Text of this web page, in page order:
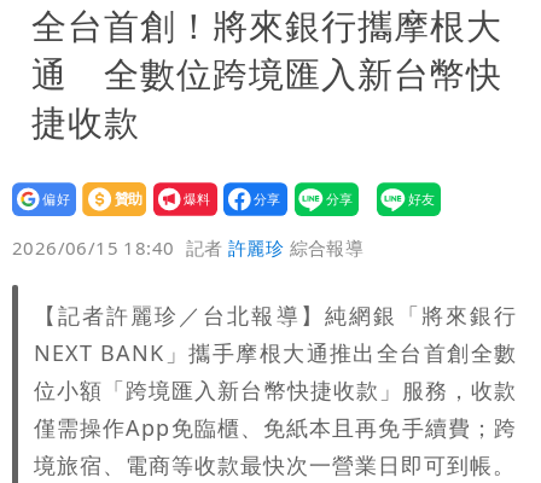
全台首創！將來銀行攜摩根大
通 全數位跨境匯入新台幣快
捷收款
設為
贊助
我要
爆料
2026/06/15 18:40 記者許麗珍 綜合報導
【記者許麗珍／台北報導】純網銀「將來銀行
NEXT BANK」攜手摩根大通推出全台首創全數
位小額「跨境匯入新台幣快捷收款」服務，收款
僅需操作App免臨櫃、免紙本且再免手續費；跨
境旅宿、電商等收款最快次一營業日即可到帳。